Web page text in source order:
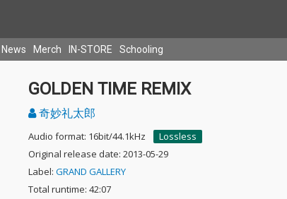
News Merch IN-STORE Schooling
GOLDEN TIME REMIX
奇妙礼太郎
Audio format: 16bit/44.1kHz
Lossless
Original release date: 2013-05-29
Label: GRAND GALLERY
Total runtime: 42:07